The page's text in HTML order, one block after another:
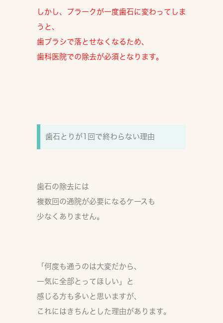
しかし、プラークが一度歯石に変わってしま
うと、
歯ブラシで落とせなくなるため、
歯科医院での除去が必須 となります。
歯石とりが1回で終わらない理由
歯石の除去には
複数回の通院が必要 になるケースも
少なくありません。
「何度も通うのは大変だから、
一気に全部とってほしい」と
感じる方も多いと思いますが、
これにはきちんとした理由があります。